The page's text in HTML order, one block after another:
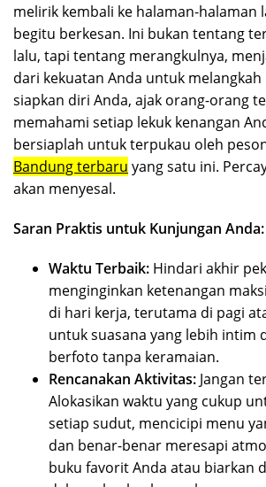
melirik kembali ke halaman-halaman
begitu berkesan. Ini bukan tentang
lalu, tapi tentang merangkulnya,
dari kekuatan Anda untuk melangkah
siapkan diri Anda, ajak orang-orang
memahami setiap lekuk kenangan
bersiaplah untuk terpukau oleh
Bandung terbaru yang satu ini.
akan menyesal.
Saran Praktis untuk Kunjungan Anda:
Waktu Terbaik: Hindari akhir
menginginkan ketenangan
di hari kerja, terutama di pagi
untuk suasana yang lebih intim
berfoto tanpa keramaian.
Rencanakan Aktivitas: Jangan
Alokasikan waktu yang cukup
setiap sudut, mencicipi menu
dan benar-benar meresapi
buku favorit Anda atau biarkan